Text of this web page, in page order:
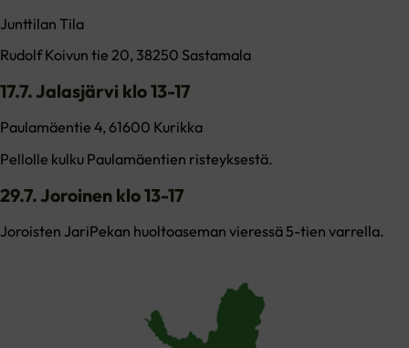
Junttilan Tila
Rudolf Koivun tie 20, 38250 Sastamala
17.7. Jalasjärvi klo 13-17
Paulamäentie 4, 61600 Kurikka
Pellolle kulku Paulamäentien risteyksestä.
29.7. Joroinen klo 13-17
Joroisten JariPekan huoltoaseman vieressä 5-tien varrella.